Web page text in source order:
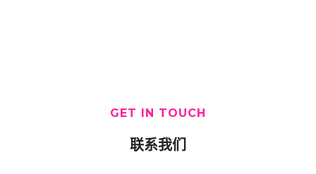
GET IN TOUCH
联系我们